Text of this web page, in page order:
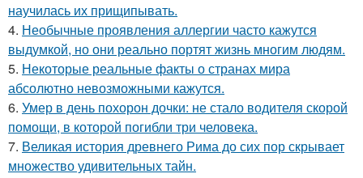
научилась их прищипывать.
4. Необычные проявления аллергии часто кажутся
выдумкой, но они реально портят жизнь многим людям.
5. Некоторые реальные факты о странах мира
абсолютно невозможными кажутся.
6. Умер в день похорон дочки: не стало водителя скорой
помощи, в которой погибли три человека.
7. Великая история древнего Рима до сих пор скрывает
множество удивительных тайн.